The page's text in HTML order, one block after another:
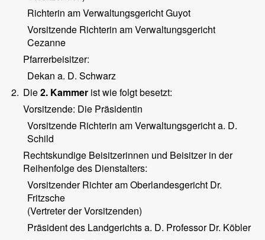
Richterin am Verwaltungsgericht Guyot
Vorsitzende Richterin am Verwaltungsgericht
Cezanne
Pfarrerbeisitzer:
Dekan a. D. Schwarz
2. Die2. Kammer ist wie folgt besetzt:
Vorsitzende: Die Präsidentin
Vorsitzende Richterin am Verwaltungsgericht a. D.
Schild
Rechtskundige Beisitzerinnen und Beisitzer in der
Reihenfolge des Dienstalters:
Vorsitzender Richter am Oberlandesgericht Dr.
Fritzsche
(Vertreter der Vorsitzenden)
Präsident des Landgerichts a. D. Professor Dr. Köbler